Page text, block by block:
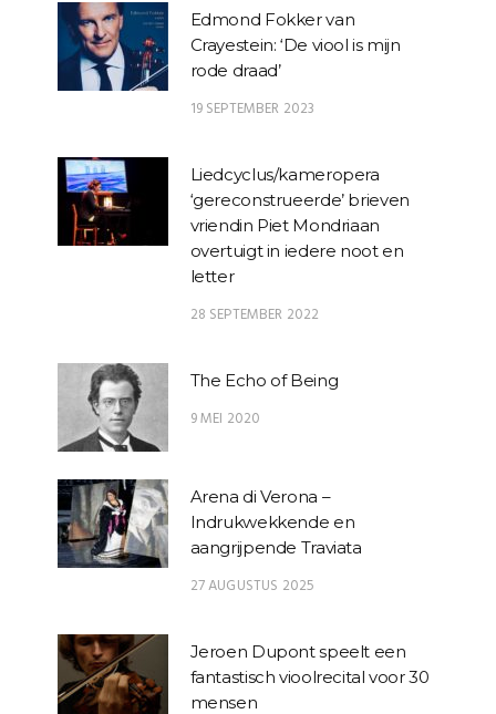
Edmond Fokker van
Crayestein: ‘De viool is mijn
rode draad’
19 SEPTEMBER 2023
Liedcyclus/kameropera
‘gereconstrueerde’ brieven
vriendin Piet Mondriaan
overtuigt in iedere noot en
letter
28 SEPTEMBER 2022
The Echo of Being
9 MEI 2020
Arena di Verona –
Indrukwekkende en
aangrijpende Traviata
27 AUGUSTUS 2025
Jeroen Dupont speelt een
fantastisch vioolrecital voor 30
mensen